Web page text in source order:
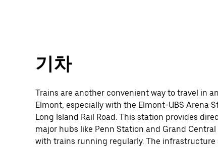
기차
Trains are another convenient way to travel in
Elmont, especially with the Elmont-UBS Arena
Long Island Rail Road. This station provides
major hubs like Penn Station and Grand Central
with trains running regularly. The infrastructure